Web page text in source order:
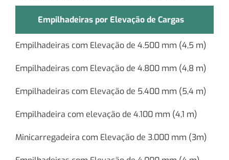
Empilhadeiras por Elevação de Cargas
Empilhadeiras com Elevação de 4.500 mm (4,5 m)
Empilhadeiras com Elevação de 4.800 mm (4,8 m)
Empilhadeiras com Elevação de 5.400 mm (5,4 m)
Empilhadeira com elevação de 4.100 mm (4,1 m)
Minicarregadeira com Elevação de 3.000 mm (3m)